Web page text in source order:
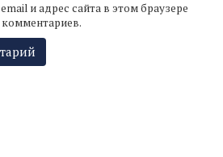
и адрес сайта в этом браузере